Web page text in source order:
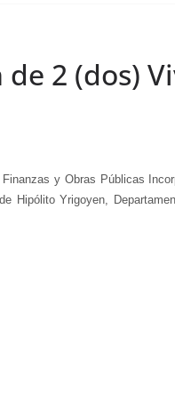
2 (dos)
y Obras Públicas
Hipólito Yrigoyen,